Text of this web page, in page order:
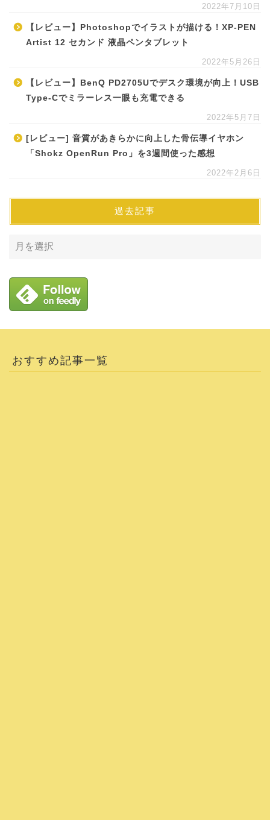
2022年7月10日
【レビュー】Photoshopでイラストが描ける！XP-PEN
Artist 12 セカンド 液晶ペンタブレット
2022年5月26日
【レビュー】BenQ PD2705Uでデスク環境が向上！USB
Type-Cでミラーレス一眼も充電できる
2022年5月7日
[レビュー] 音質があきらかに向上した骨伝導イヤホン
「Shokz OpenRun Pro」を3週間使った感想
2022年2月6日
過去記事
おすすめ記事一覧